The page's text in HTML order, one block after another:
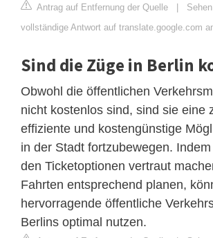
Antrag auf Entfernung der Quelle |
vollständige Antwort auf translate.google.com
Sind die Züge in Berlin
Obwohl die öffentlichen
nicht kostenlos sind, sind sie eine
effiziente und kostengünstige
in der Stadt fortzubewegen.
den Ticketoptionen vertraut
Fahrten entsprechend planen,
hervorragende öffentliche
Berlins optimal nutzen.